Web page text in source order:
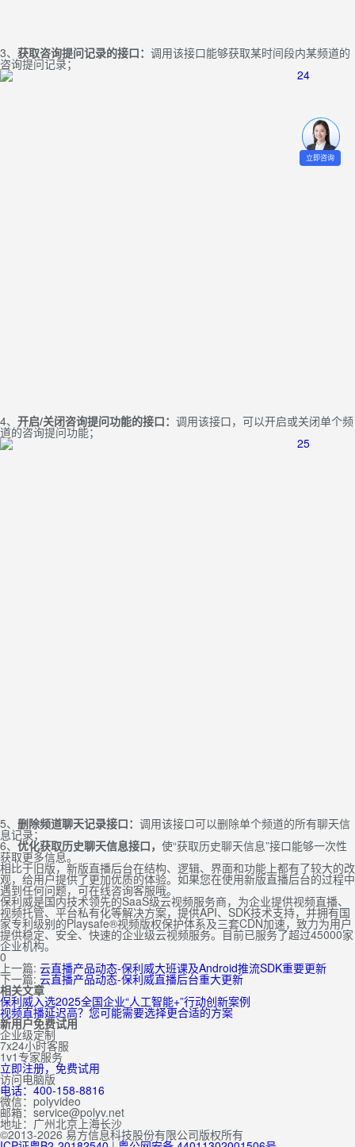
3、 获取咨询提问记录的接口： 调用该接口能够获取某时间段内某频道的
咨询提问记录；
4、 开启/关闭咨询提问功能的接口： 调用该接口，可以开启或关闭单个频
道的咨询提问功能；
5、 删除频道聊天记录接口： 调用该接口可以删除单个频道的所有聊天信
息记录；
6、优化获取历史聊天信息接口， 使“获取历史聊天信息”接口能够一次性
获取更多信息。
相比于旧版，新版直播后台在结构、逻辑、界面和功能上都有了较大的改
观，给用户提供了更加优质的体验。如果您在使用新版直播后台的过程中
遇到任何问题，可在线咨询客服哦。
保利威是国内技术领先的SaaS级云视频服务商，为企业提供视频直播、
视频托管、平台私有化等解决方案，提供API、SDK技术支持，并拥有国
家专利级别的Playsafe®视频版权保护体系及三套CDN加速，致力为用户
提供稳定、安全、快速的企业级云视频服务。目前已服务了超过45000家
企业机构。
0
上一篇: 云直播产品动态-保利威大班课及Android推流SDK重要更新
下一篇: 云直播产品动态-保利威直播后台重大更新
相关文章
保利威入选2025全国企业“人工智能+”行动创新案例
视频直播延迟高？您可能需要选择更合适的方案
新用户免费试用
企业级定制
7x24小时客服
1v1专家服务
立即注册，免费试用
访问电脑版
电话：400-158-8816
微信：polyvideo
邮箱：service@polyv.net
地址： 广州北京 上海长沙
©2013-2026 易方信息科技股份有限公司版权所有
立即咨询